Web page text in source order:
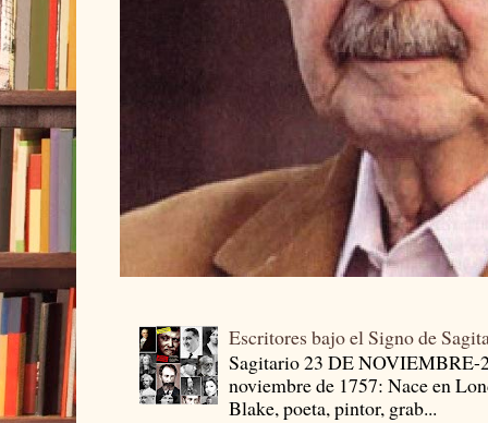
Escritores bajo el Signo de
Sagitario 23 DE
noviembre de 1757: Nace en
Blake, poeta, pintor, grab...